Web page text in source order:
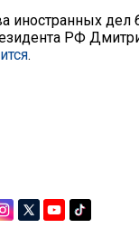
иностранных
РФ
.